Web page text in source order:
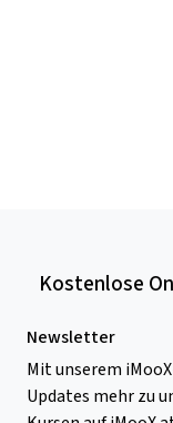
Kostenlose
Newsletter
Mit unserem
Updates mehr zu